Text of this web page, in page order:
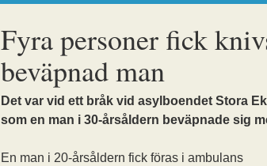
Fyra personer fick
beväpnad man
Det var vid ett bråk vid asylboendet Stora
som en man i 30-årsåldern beväpnade sig
En man i 20-årsåldern fick föras i ambulans